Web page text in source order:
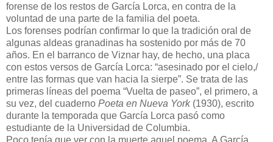
forense de los restos de García Lorca, en contra de la
voluntad de una parte de la familia del poeta.
Los forenses podrían confirmar lo que la tradición oral de
algunas aldeas granadinas ha sostenido por más de 70
años. En el barranco de Viznar hay, de hecho, una placa
con estos versos de García Lorca: “asesinado por el cielo,/
entre las formas que van hacia la sierpe”. Se trata de las
primeras líneas del poema “Vuelta de paseo”, el primero, a
su vez, del cuaderno Poeta en Nueva York(1930), escrito
durante la temporada que García Lorca pasó como
estudiante de la Universidad de Columbia.
Poco tenía que ver con la muerte aquel poema. A García